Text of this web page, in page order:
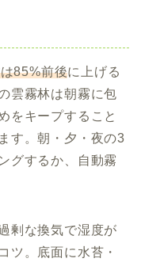
85%前後に上げる
雲霧林は朝霧に包
をキープすること
す。朝・夕・夜の3
グするか、自動霧
剰な換気で湿度が
ツ。底面に水苔・